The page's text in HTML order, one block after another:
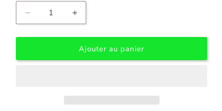
Diminuer
la
quantité
Franc-
Augmenter
la
quantité
pour
Franc-
Ajouter au panier